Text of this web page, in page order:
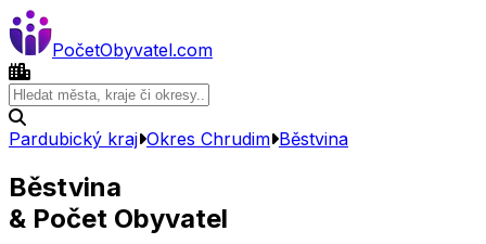
PočetObyvatel.com
Pardubický kraj Okres Chrudim Běstvina
Běstvina
& Počet Obyvatel